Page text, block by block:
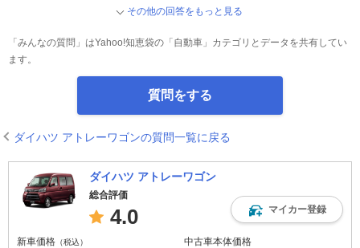
その他の回答をもっと見る
「みんなの質問」はYahoo!知恵袋の「自動車」カテゴリとデータを共有してい
ます。
質問をする
ダイハツ アトレーワゴンの質問一覧に戻る
ダイハツ アトレーワゴン
総合評価
4.0 マイカー登録
新車価格 （税込） 中古車本体価格